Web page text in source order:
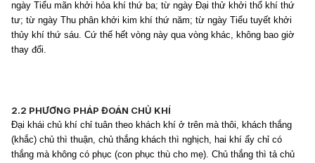
ngày Tiểu mãn khởi hỏa khí thứ ba; từ ngày Đại thử khởi thổ khí thứ
tư; từ ngày Thu phân khởi kim khí thứ năm; từ ngày Tiểu tuyết khởi
thủy khí thứ sáu. Cứ thế hết vòng này qua vòng khác, không bao giờ
thay đổi.
2.2 PHƯƠNG PHÁP ĐOÁN CHỦ KHÍ
Đại khái chủ khí chỉ tuân theo khách khí ở trên mà thôi, khách thắng
(khắc) chủ thì thuận, chủ thắng khách thì nghịch, hai khí ấy chỉ có
thắng mà không có phục (con phục thù cho mẹ). Chủ thắng thì tả chủ